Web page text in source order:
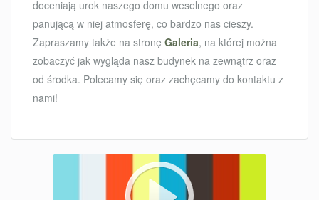
doceniają urok naszego domu weselnego oraz
panującą w niej atmosferę, co bardzo nas cieszy.
Zapraszamy także na stronę Galeria, na której można
zobaczyć jak wygląda nasz budynek na zewnątrz oraz
od środka. Polecamy się oraz zachęcamy do kontaktu z
nami!